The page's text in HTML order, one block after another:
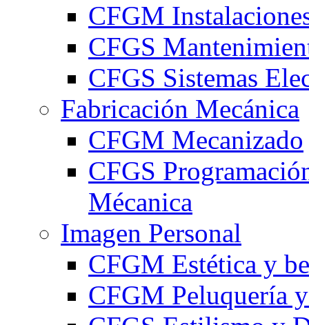
CFGM
CFGS
CFGS Sistemas
Fabricación Mecánica
CFGM Mecanizado
CFGS
Mécanica
Imagen Personal
CFGM Estética y
CFGM Peluquería